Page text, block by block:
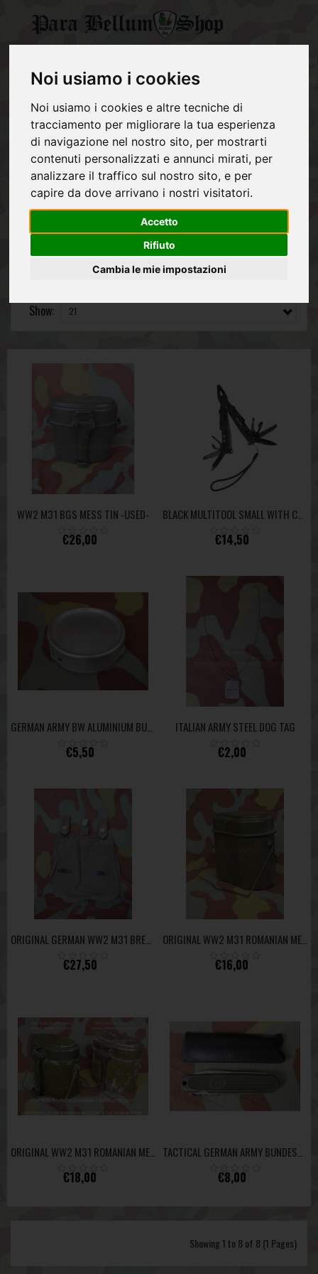
Noi usiamo i cookies
Noi usiamo i cookies e altre tecniche di
tracciamento per migliorare la tua esperienza
di navigazione nel nostro sito, per mostrarti
contenuti personalizzati e annunci mirati, per
analizzare il traffico sul nostro sito, e per
capire da dove arrivano i nostri visitatori.
Accetto
Rifiuto
Cambia le mie impostazioni
CATEGORY
ARMY
REGIO
ESERCITO
ITALIANO
ALLIES
1945
EQUIPMENT
Post 1945 equipment Eat Drink & Cook
Eat Drink & Cook
Eat Drink & Cook
Show:
WW2 M31 BGS MESS TIN -USED-
€26,00 €14,50
€5,50
ITALIAN ARMY STEEL DOG TAG
€2,00
€27,50 €16,00
€18,00 €8,00
Showing 1 to 8 of 8 (1 Pages)